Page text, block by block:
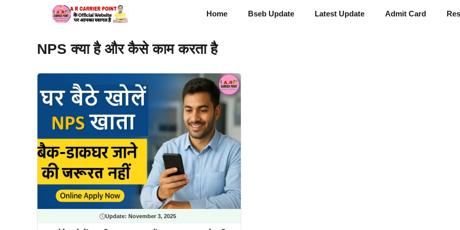
Home Bseb Update Latest Update Admit Card
NPS क्या है और कैसे काम करता है
Update: November 3, 2025